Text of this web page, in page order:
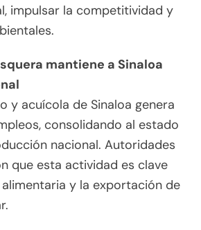
impulsar la competitividad y
mantiene a Sinaloa
y acuícola de Sinaloa genera
consolidando al estado
nacional. Autoridades
que esta actividad es clave
y la exportación de